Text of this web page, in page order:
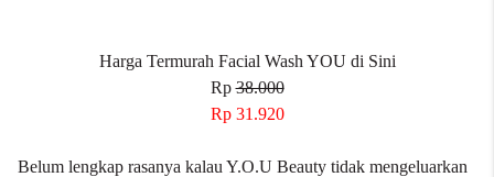
Harga Termurah Facial Wash YOU di Sini
Rp38.000
Rp 31.920
Belum lengkap rasanya kalau Y.O.U Beauty tidak mengeluarkan